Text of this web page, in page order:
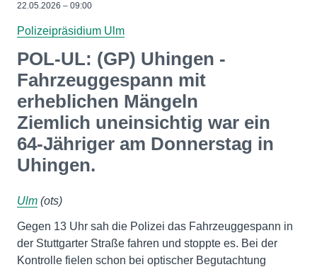
22.05.2026 – 09:00
Polizeipräsidium Ulm
POL-UL: (GP) Uhingen -
Fahrzeuggespann mit
erheblichen Mängeln
Ziemlich uneinsichtig war ein
64-Jähriger am Donnerstag in
Uhingen.
Ulm (ots)
Gegen 13 Uhr sah die Polizei das Fahrzeuggespann in
der Stuttgarter Straße fahren und stoppte es. Bei der
Kontrolle fielen schon bei optischer Begutachtung